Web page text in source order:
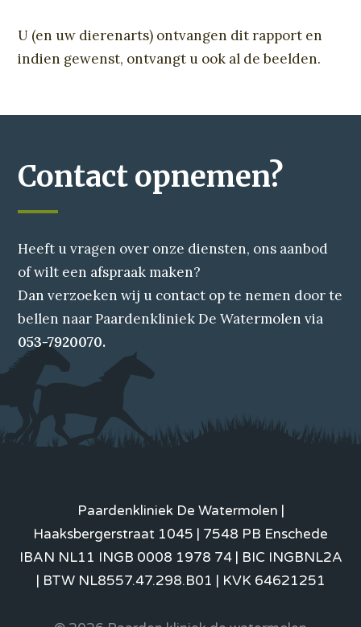
U (en uw dierenarts) ontvangen dit rapport en
indien gewenst, ontvangt u ook al de beelden.
Contact opnemen?
Heeft u vragen over onze diensten, ons aanbod
of wilt een afspraak maken?
Dan verzoeken wij u contact op te nemen door te
bellen naar Paardenkliniek De Watermolen via
053-7920070.
Paardenkliniek De Watermolen |
Haaksbergerstraat 1045 | 7548 PB Enschede
IBAN NL11 INGB 0008 1978 74 | BIC INGBNL2A
| BTW NL8557.47.298.B01 | KVK 64621251